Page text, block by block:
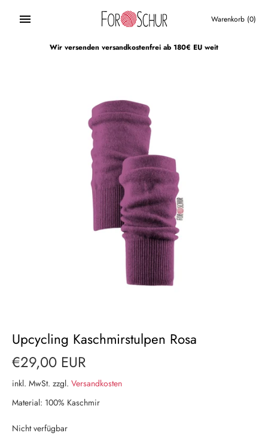
Warenkorb (0)
Wir versenden versandkostenfrei ab 180€ EU weit
Upcycling Kaschmirstulpen Rosa
€29,00 EUR
inkl. MwSt. zzgl. Versandkosten
Material: 100% Kaschmir
Nicht verfügbar